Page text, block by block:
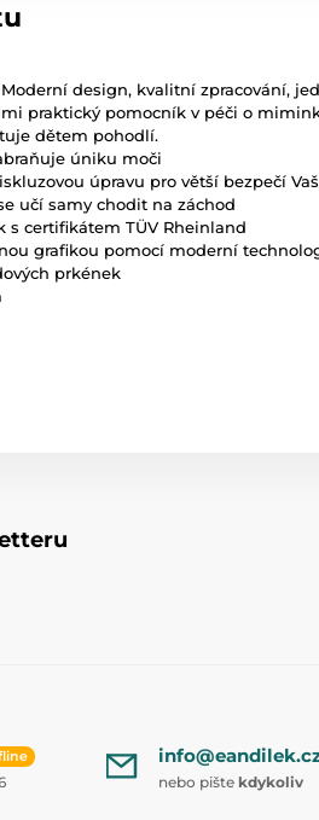
design, kvalitní zpracování,
praktický pomocník v péči o
dětem pohodlí.
úniku moči
úpravu pro větší bezpečí
učí samy chodit na záchod
s certifikátem TÜV Rheinland
grafikou pomocí moderní
prkének
nebo pište kdykoliv